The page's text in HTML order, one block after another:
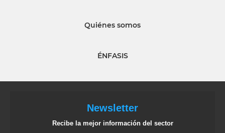
Quiénes somos
ÉNFASIS
Newsletter
Recibe la mejor información del sector